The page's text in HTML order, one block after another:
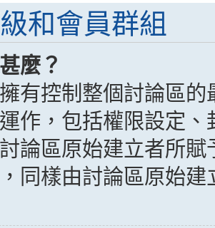
和會員群組
麼？
有控制整個討論區
作，包括權限設定
論區原始建立者所
同樣由討論區原始建